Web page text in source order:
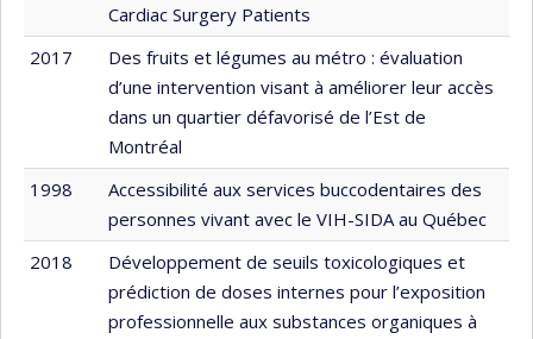
Cardiac Surgery Patients
2017
Des fruits et légumes au métro : évaluation
d’une intervention visant à améliorer leur accès
dans un quartier défavorisé de l’Est de
Montréal
1998
Accessibilité aux services buccodentaires des
personnes vivant avec le VIH-SIDA au Québec
2018
Développement de seuils toxicologiques et
prédiction de doses internes pour l’exposition
professionnelle aux substances organiques à